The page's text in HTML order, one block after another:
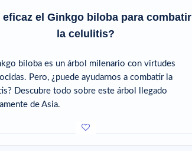
eficaz el Ginkgo biloba para combatir
la celulitis?
biloba es un árbol milenario con virtudes
Pero, ¿puede ayudarnos a combatir la
Descubre todo sobre este árbol llegado
de Asia.